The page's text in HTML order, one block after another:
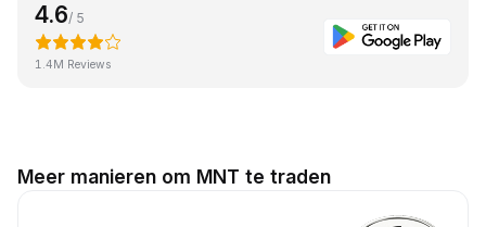
4.6/ 5
1.4M Reviews
Meer manieren om MNT te traden